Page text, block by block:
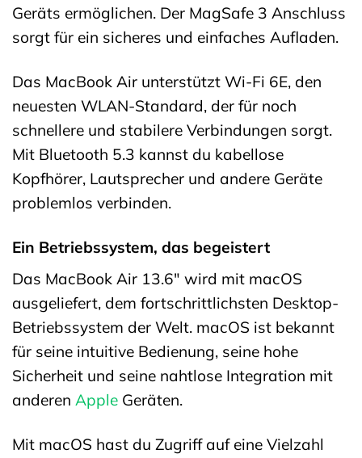
Geräts ermöglichen. Der MagSafe 3 Anschluss
sorgt für ein sicheres und einfaches Aufladen.
Das MacBook Air unterstützt Wi-Fi 6E, den
neuesten WLAN-Standard, der für noch
schnellere und stabilere Verbindungen sorgt.
Mit Bluetooth 5.3 kannst du kabellose
Kopfhörer, Lautsprecher und andere Geräte
problemlos verbinden.
Ein Betriebssystem, das begeistert
Das MacBook Air 13.6″ wird mit macOS
ausgeliefert, dem fortschrittlichsten Desktop-
Betriebssystem der Welt. macOS ist bekannt
für seine intuitive Bedienung, seine hohe
Sicherheit und seine nahtlose Integration mit
anderen Apple Geräten.
Mit macOS hast du Zugriff auf eine Vielzahl